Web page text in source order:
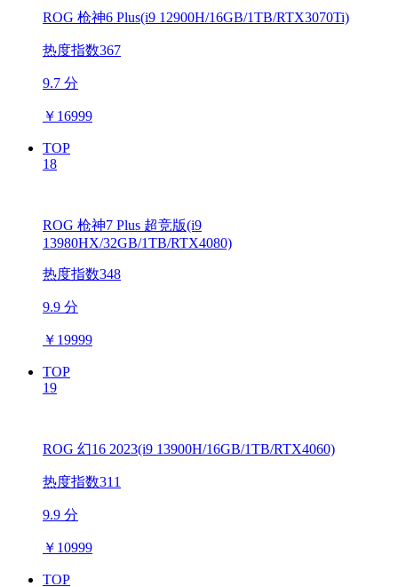
ROG 枪神6 Plus(i9 12900H/16GB/1TB/RTX3070Ti)
热度指数367
9.7 分
￥ 16999
TOP
18
ROG 枪神7 Plus 超竞版(i9
13980HX/32GB/1TB/RTX4080)
热度指数348
9.9 分
￥ 19999
TOP
19
ROG 幻16 2023(i9 13900H/16GB/1TB/RTX4060)
热度指数311
9.9 分
￥ 10999
TOP